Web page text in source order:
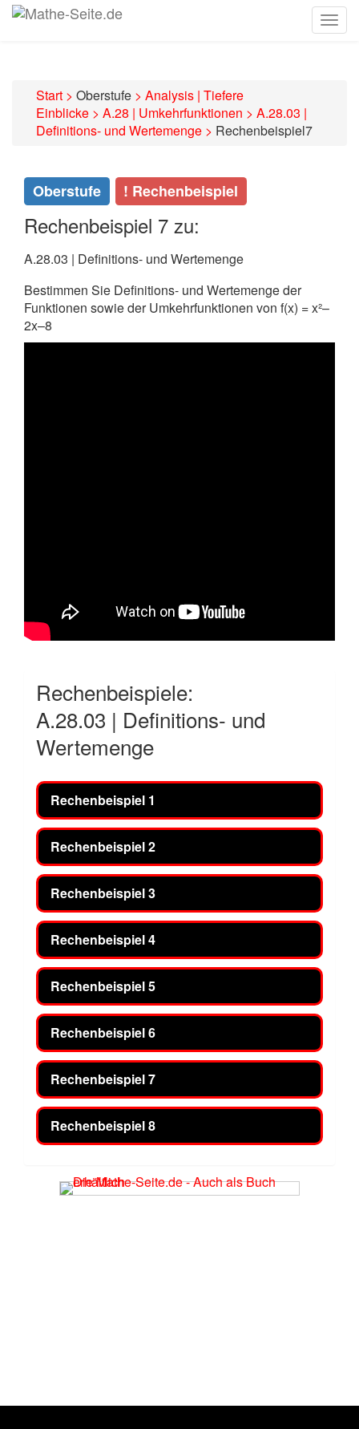
Start > Oberstufe > Analysis | Tiefere
Einblicke > A.28 | Umkehrfunktionen > A.28.03 |
Definitions- und Wertemenge > Rechenbeispiel7
Oberstufe ! Rechenbeispiel
Rechenbeispiel 7 zu:
A.28.03 | Definitions- und Wertemenge
Bestimmen Sie Definitions- und Wertemenge der
Funktionen sowie der Umkehrfunktionen von f(x) = x²–
2x–8
Rechenbeispiele:
A.28.03 | Definitions- und
Wertemenge
Rechenbeispiel 1
Rechenbeispiel 2
Rechenbeispiel 3
Rechenbeispiel 4
Rechenbeispiel 5
Rechenbeispiel 6
Rechenbeispiel 7
Rechenbeispiel 8